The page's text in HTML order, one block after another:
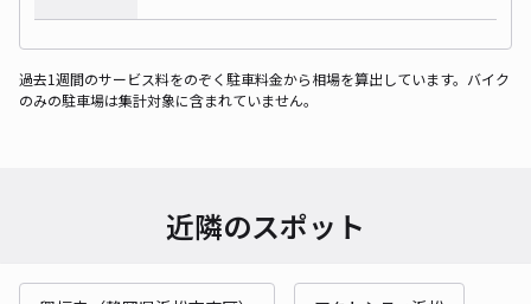
過去1週間のサービス料をのぞく駐車料金から相場を算出しています。バイク
のみの駐車場は集計対象に含まれていません。
近隣のスポット